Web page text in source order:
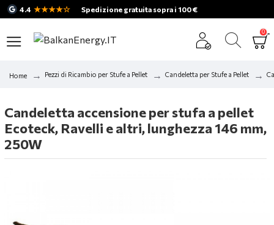
4.4 ★★★★☆ Spedizione gratuita sopra i 100 €
0
Home Pezzi di Ricambio per Stufe a Pellet Candeletta per Stufe a Pellet
Candeletta accensione per stufa a pellet
Ecoteck, Ravelli e altri, lunghezza 146 mm,
250W